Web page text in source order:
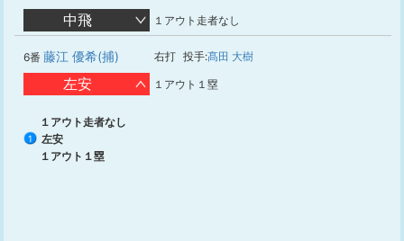
中飛 １アウト走者なし
6番 藤江 優希(捕) 右打 投手:髙田 大樹
左安 １アウト１塁
１アウト走者なし
1
左安
１アウト１塁